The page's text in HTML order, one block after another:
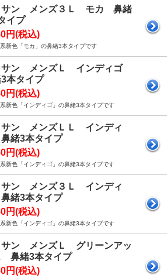
サン メンズ３Ｌ モカ 鼻緒
イプ
円(税込)
新色「モカ」の鼻緒3本タイプです
サン メンズＬ インディゴ
本タイプ
円(税込)
新色「インディゴ」の鼻緒3本タイプです
サン メンズＬＬ インディ
緒3本タイプ
円(税込)
新色「インディゴ」の鼻緒3本タイプです
サン メンズ３Ｌ インディ
緒3本タイプ
円(税込)
新色「インディゴ」の鼻緒3本タイプです
サン メンズＬ グリーンアッ
鼻緒3本タイプ
円(税込)